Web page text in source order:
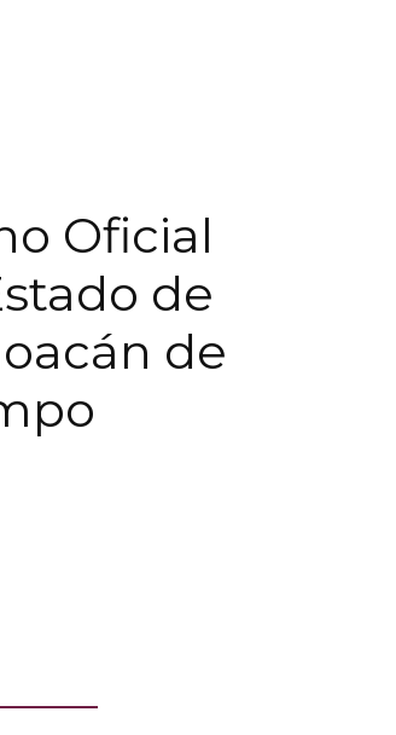
Oficial
de
de